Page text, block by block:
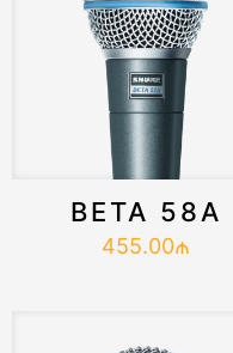
BETA 58A
455.00₼